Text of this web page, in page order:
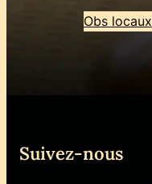
Obs locaux
Suivez-nous